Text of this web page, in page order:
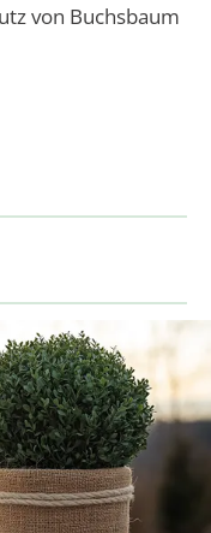
von Buchsbaum